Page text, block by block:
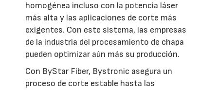
homogénea incluso con la potencia láser
más alta y las aplicaciones de corte más
exigentes. Con este sistema, las empresas
de la industria del procesamiento de chapa
pueden optimizar aún más su producción.
Con ByStar Fiber, Bystronic asegura un
proceso de corte estable hasta las